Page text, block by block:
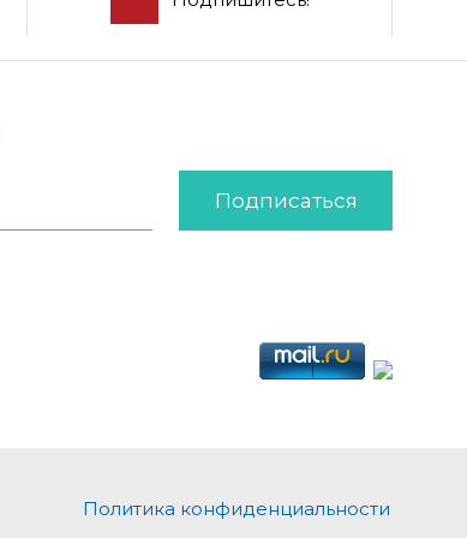
Подписаться
Политика конфиденциальности